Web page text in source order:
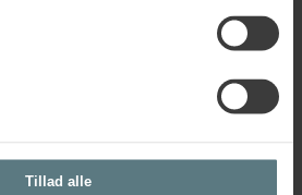
Tillad alle
sikkerhed, sundhed og trivsel,